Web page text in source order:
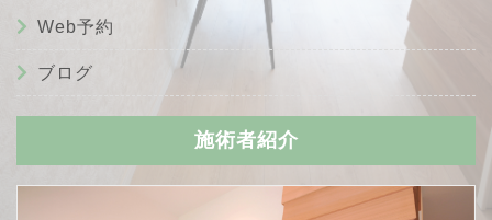
Web予約
ブログ
施術者紹介